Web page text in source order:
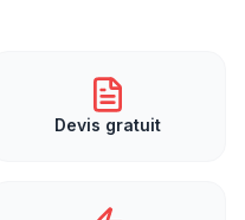
Devis gratuit